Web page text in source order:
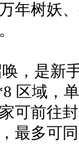
年树妖
，是新
区域，
可前往
最多可